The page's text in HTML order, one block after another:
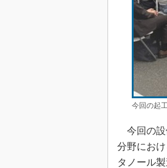
今回の起
今回の設
分野にお
タノール